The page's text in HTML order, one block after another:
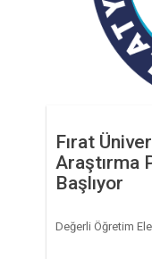
Fırat
Araştırma
Başlıyor
Değerli Öğretim